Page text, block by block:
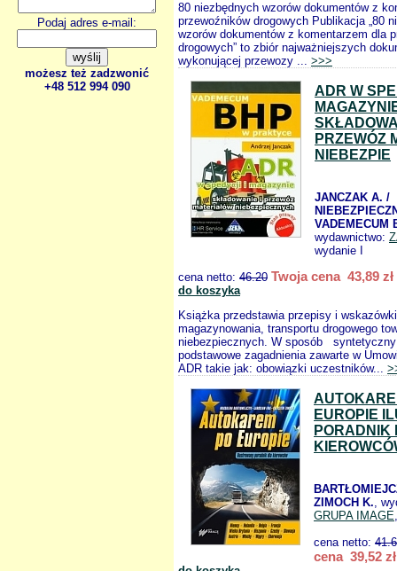
Podaj adres e-mail:
możesz też zadzwonić
+48 512 994 090
80 niezbędnych wzorów dokumentów z
przewoźników drogowych Publikacja „80
wzorów dokumentów z komentarzem dla
drogowych” to zbiór najważniejszych
wykonującej przewozy ... >>>
ADR W
PRZEWÓZ
NIEBEZPIE
JANCZAK A. /
VADEMECUM
wydawnictwo:
wydanie I
cena netto: 46.20 Twoja cena 43,89 zł
do koszyka
Książka przedstawia przepisy i
magazynowania, transportu drogowego
niebezpiecznych. W sposób syntetyczny
podstawowe zagadnienia zawarte w
ADR takie jak: obowiązki uczestników...
EUROPIE
PORADNIK
ZIMOCH K.,
GRUPA IMAGE
cena netto:
cena 39,52 zł